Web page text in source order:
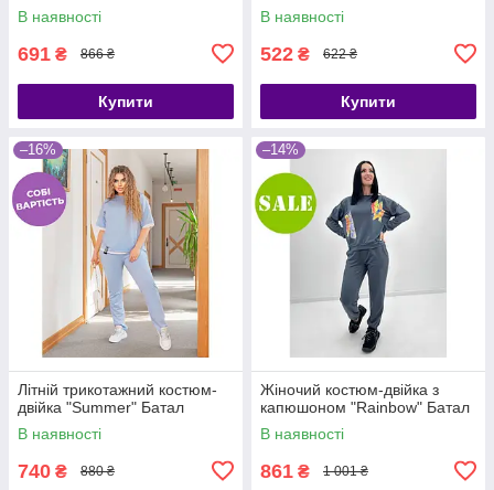
В наявності
691 ₴ 866 ₴
Купити
В наявності
522 ₴ 622 ₴
Купити
–16%
Літній трикотажний костюм-
двійка "Summer" Батал
В наявності
740 ₴ 880 ₴
–14%
Жіночий костюм-двійка з
капюшоном "Rainbow" Батал
В наявності
861 ₴ 1 001 ₴